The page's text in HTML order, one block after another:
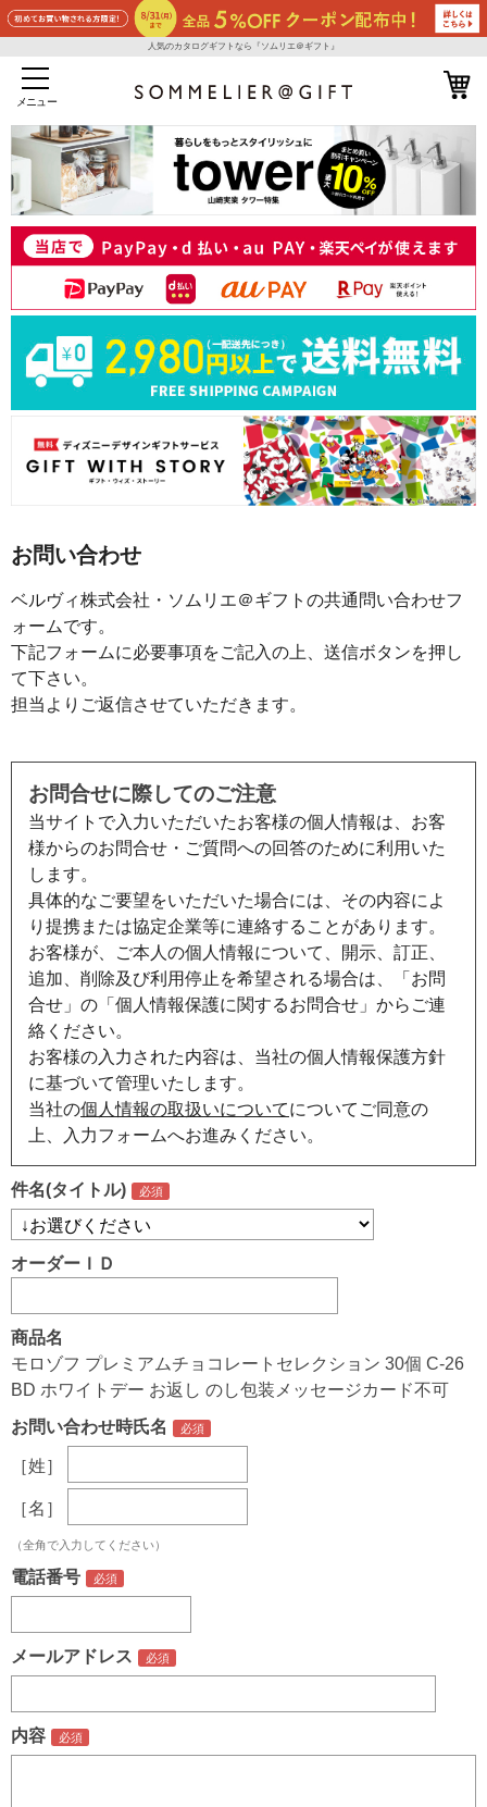
人気のカタログギフトなら『ソムリエ＠ギフト』
メニュー
お問い合わせ
ベルヴィ株式会社・ソムリエ＠ギフトの共通問い合わせフ
ォームです。
下記フォームに必要事項をご記入の上、送信ボタンを押し
て下さい。
担当よりご返信させていただきます。
お問合せに際してのご注意
当サイトで入力いただいたお客様の個人情報は、お客
様からのお問合せ・ご質問への回答のために利用いた
します。
具体的なご要望をいただいた場合には、その内容によ
り提携または協定企業等に連絡することがあります。
お客様が、ご本人の個人情報について、開示、訂正、
追加、削除及び利用停止を希望される場合は、「お問
合せ」の「個人情報保護に関するお問合せ」からご連
絡ください。
お客様の入力された内容は、当社の個人情報保護方針
に基づいて管理いたします。
当社の個人情報の取扱いについてについてご同意の
上、入力フォームへお進みください。
件名(タイトル)
オーダーＩＤ
商品名
モロゾフ プレミアムチョコレートセレクション 30個 C-26
BD ホワイトデー お返し のし包装メッセージカード不可
お問い合わせ時氏名
［姓］
［名］
（全角で入力してください）
電話番号
メールアドレス
内容